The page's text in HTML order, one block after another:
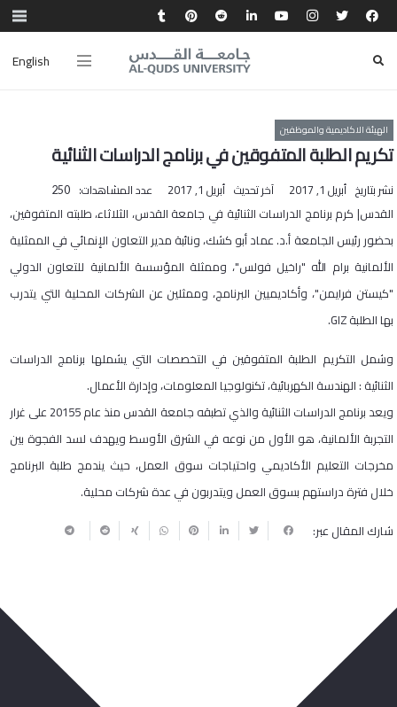
English
الهيئة الاكاديمية والموظفين
تكريم الطلبة المتفوقين في برنامج الدراسات الثنائية
نشر بتاريخ أبريل 1, 2017 آخر تحديث أبريل 1, 2017 عدد المشاهدات: 250
القدس| كرم برنامج الدراسات الثنائية في جامعة القدس، الثلاثاء، طلبته المتفوقين،
بحضور رئيس الجامعة أ.د. عماد أبو كشك، ونائبة مدير التعاون الإنمائي في الممثلية
الألمانية برام الله "راخيل فولس"، وممثلة المؤسسة الألمانية للتعاون الدولي
"كيستن فرايمن"، وأكاديميين البرنامج، وممثلين عن الشركات المحلية التي يتدرب
بها الطلبة GIZ.
وشمل التكريم الطلبة المتفوقين في التخصصات التي يشملها برنامج الدراسات
الثنائية : الهندسة الكهربائية، تكنولوجيا المعلومات، وإدارة الأعمال.
ويعد برنامج الدراسات الثنائية والذي تطبقه جامعة القدس منذ عام 20155 على غرار
التجربة الألمانية، هو الأول من نوعه في الشرق الأوسط ويهدف لسد الفجوة بين
مخرجات التعليم الأكاديمي واحتياجات سوق العمل، حيث يندمج طلبة البرنامج
خلال فترة دراستهم بسوق العمل ويتدربون في عدة شركات محلية.
شارك المقال عبر: